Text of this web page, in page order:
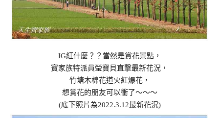
IG紅什麼？？當然是賞花景點，
寶家族特派員瑩寶貝直擊最新花況，
竹塘木棉花道火紅爆花，
想賞花的朋友可以衝了～～～
(底下照片為2022.3.12最新花況)